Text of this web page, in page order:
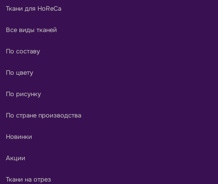
Ткани для HoReCa
Все виды тканей
По составу
По цвету
По рисунку
По стране производства
Новинки
Акции
Ткани на отрез